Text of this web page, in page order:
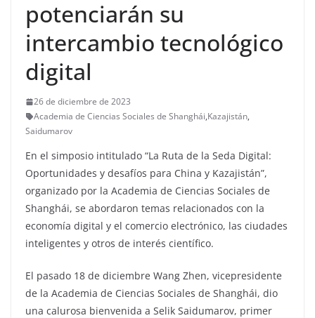
potenciarán su
intercambio tecnológico
digital
26 de diciembre de 2023
Academia de Ciencias Sociales de Shanghái,Kazajistán,
Saidumarov
En el simposio intitulado “La Ruta de la Seda Digital:
Oportunidades y desafíos para China y Kazajistán”,
organizado por la Academia de Ciencias Sociales de
Shanghái, se abordaron temas relacionados con la
economía digital y el comercio electrónico, las ciudades
inteligentes y otros de interés científico.
El pasado 18 de diciembre Wang Zhen, vicepresidente
de la Academia de Ciencias Sociales de Shanghái, dio
una calurosa bienvenida a Selik Saidumarov, primer